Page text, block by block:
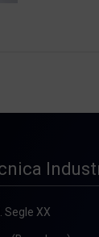
Segle XX